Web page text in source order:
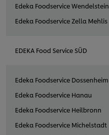
Edeka Foodservice Wendelstein
Edeka Foodservice Zella Mehlis
EDEKA Food Service SÜD
Edeka Foodservice Dossenheim
Edeka Foodservice Hanau
Edeka Foodservice Heilbronn
Edeka Foodservice Michelstadt